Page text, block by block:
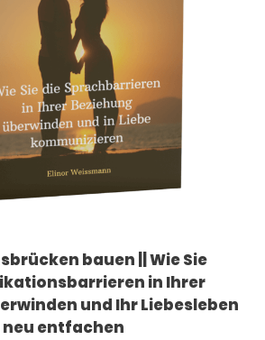
bauen || Wie Sie
in Ihrer
und Ihr Liebesleben
neu entfachen